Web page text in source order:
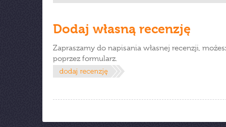
Dodaj własną recenzję
Zapraszamy do napisania własnej recenzji,
poprzez formularz.